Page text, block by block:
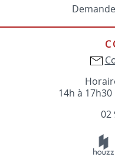
14h à
02